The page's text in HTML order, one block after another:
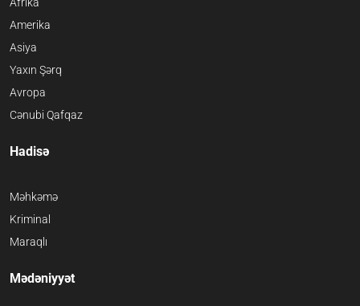
Afrika
Amerika
Asiya
Yaxın Şərq
Avropa
Cənubi Qafqaz
Hadisə
Məhkəmə
Kriminal
Maraqlı
Mədəniyyət